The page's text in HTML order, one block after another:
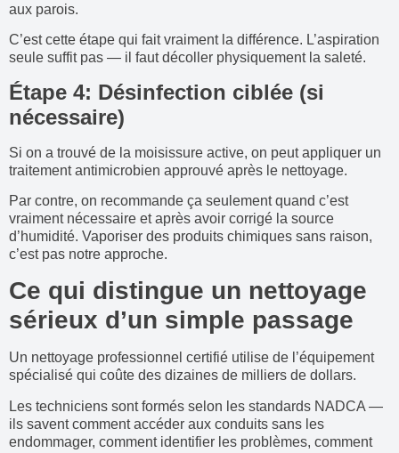
aux parois.
C’est cette étape qui fait vraiment la différence. L’aspiration
seule suffit pas — il faut décoller physiquement la saleté.
Étape 4: Désinfection ciblée (si
nécessaire)
Si on a trouvé de la moisissure active, on peut appliquer un
traitement antimicrobien approuvé après le nettoyage.
Par contre, on recommande ça seulement quand c’est
vraiment nécessaire et après avoir corrigé la source
d’humidité. Vaporiser des produits chimiques sans raison,
c’est pas notre approche.
Ce qui distingue un nettoyage
sérieux d’un simple passage
Un nettoyage professionnel certifié utilise de l’équipement
spécialisé qui coûte des dizaines de milliers de dollars.
Les techniciens sont formés selon les standards NADCA —
ils savent comment accéder aux conduits sans les
endommager, comment identifier les problèmes, comment